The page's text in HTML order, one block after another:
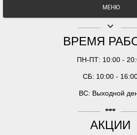
МЕНЮ
keyboard_arrow_down
ВРЕМЯ
ПН-ПТ: 10:00 -
СБ: 10:00 -
ВС: Выходной
linear_scale
АКЦИИ